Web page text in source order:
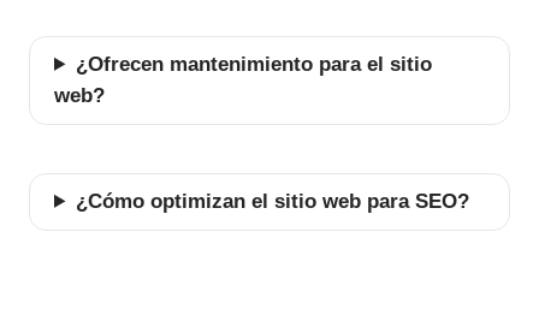
¿Ofrecen mantenimiento para el sitio
web?
¿Cómo optimizan el sitio web para SEO?